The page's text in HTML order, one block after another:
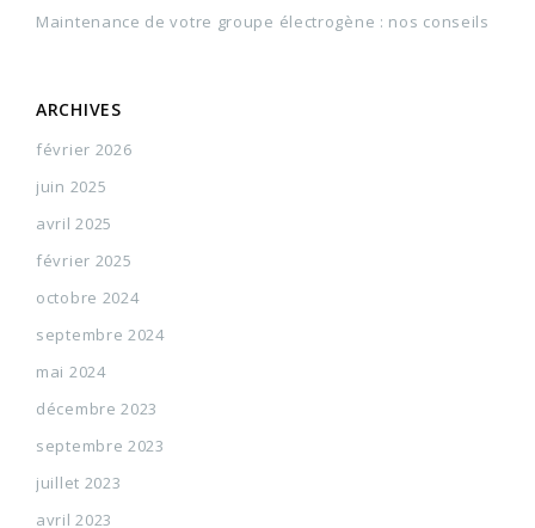
Maintenance de votre groupe électrogène : nos conseils
ARCHIVES
février 2026
juin 2025
avril 2025
février 2025
octobre 2024
septembre 2024
mai 2024
décembre 2023
septembre 2023
juillet 2023
avril 2023